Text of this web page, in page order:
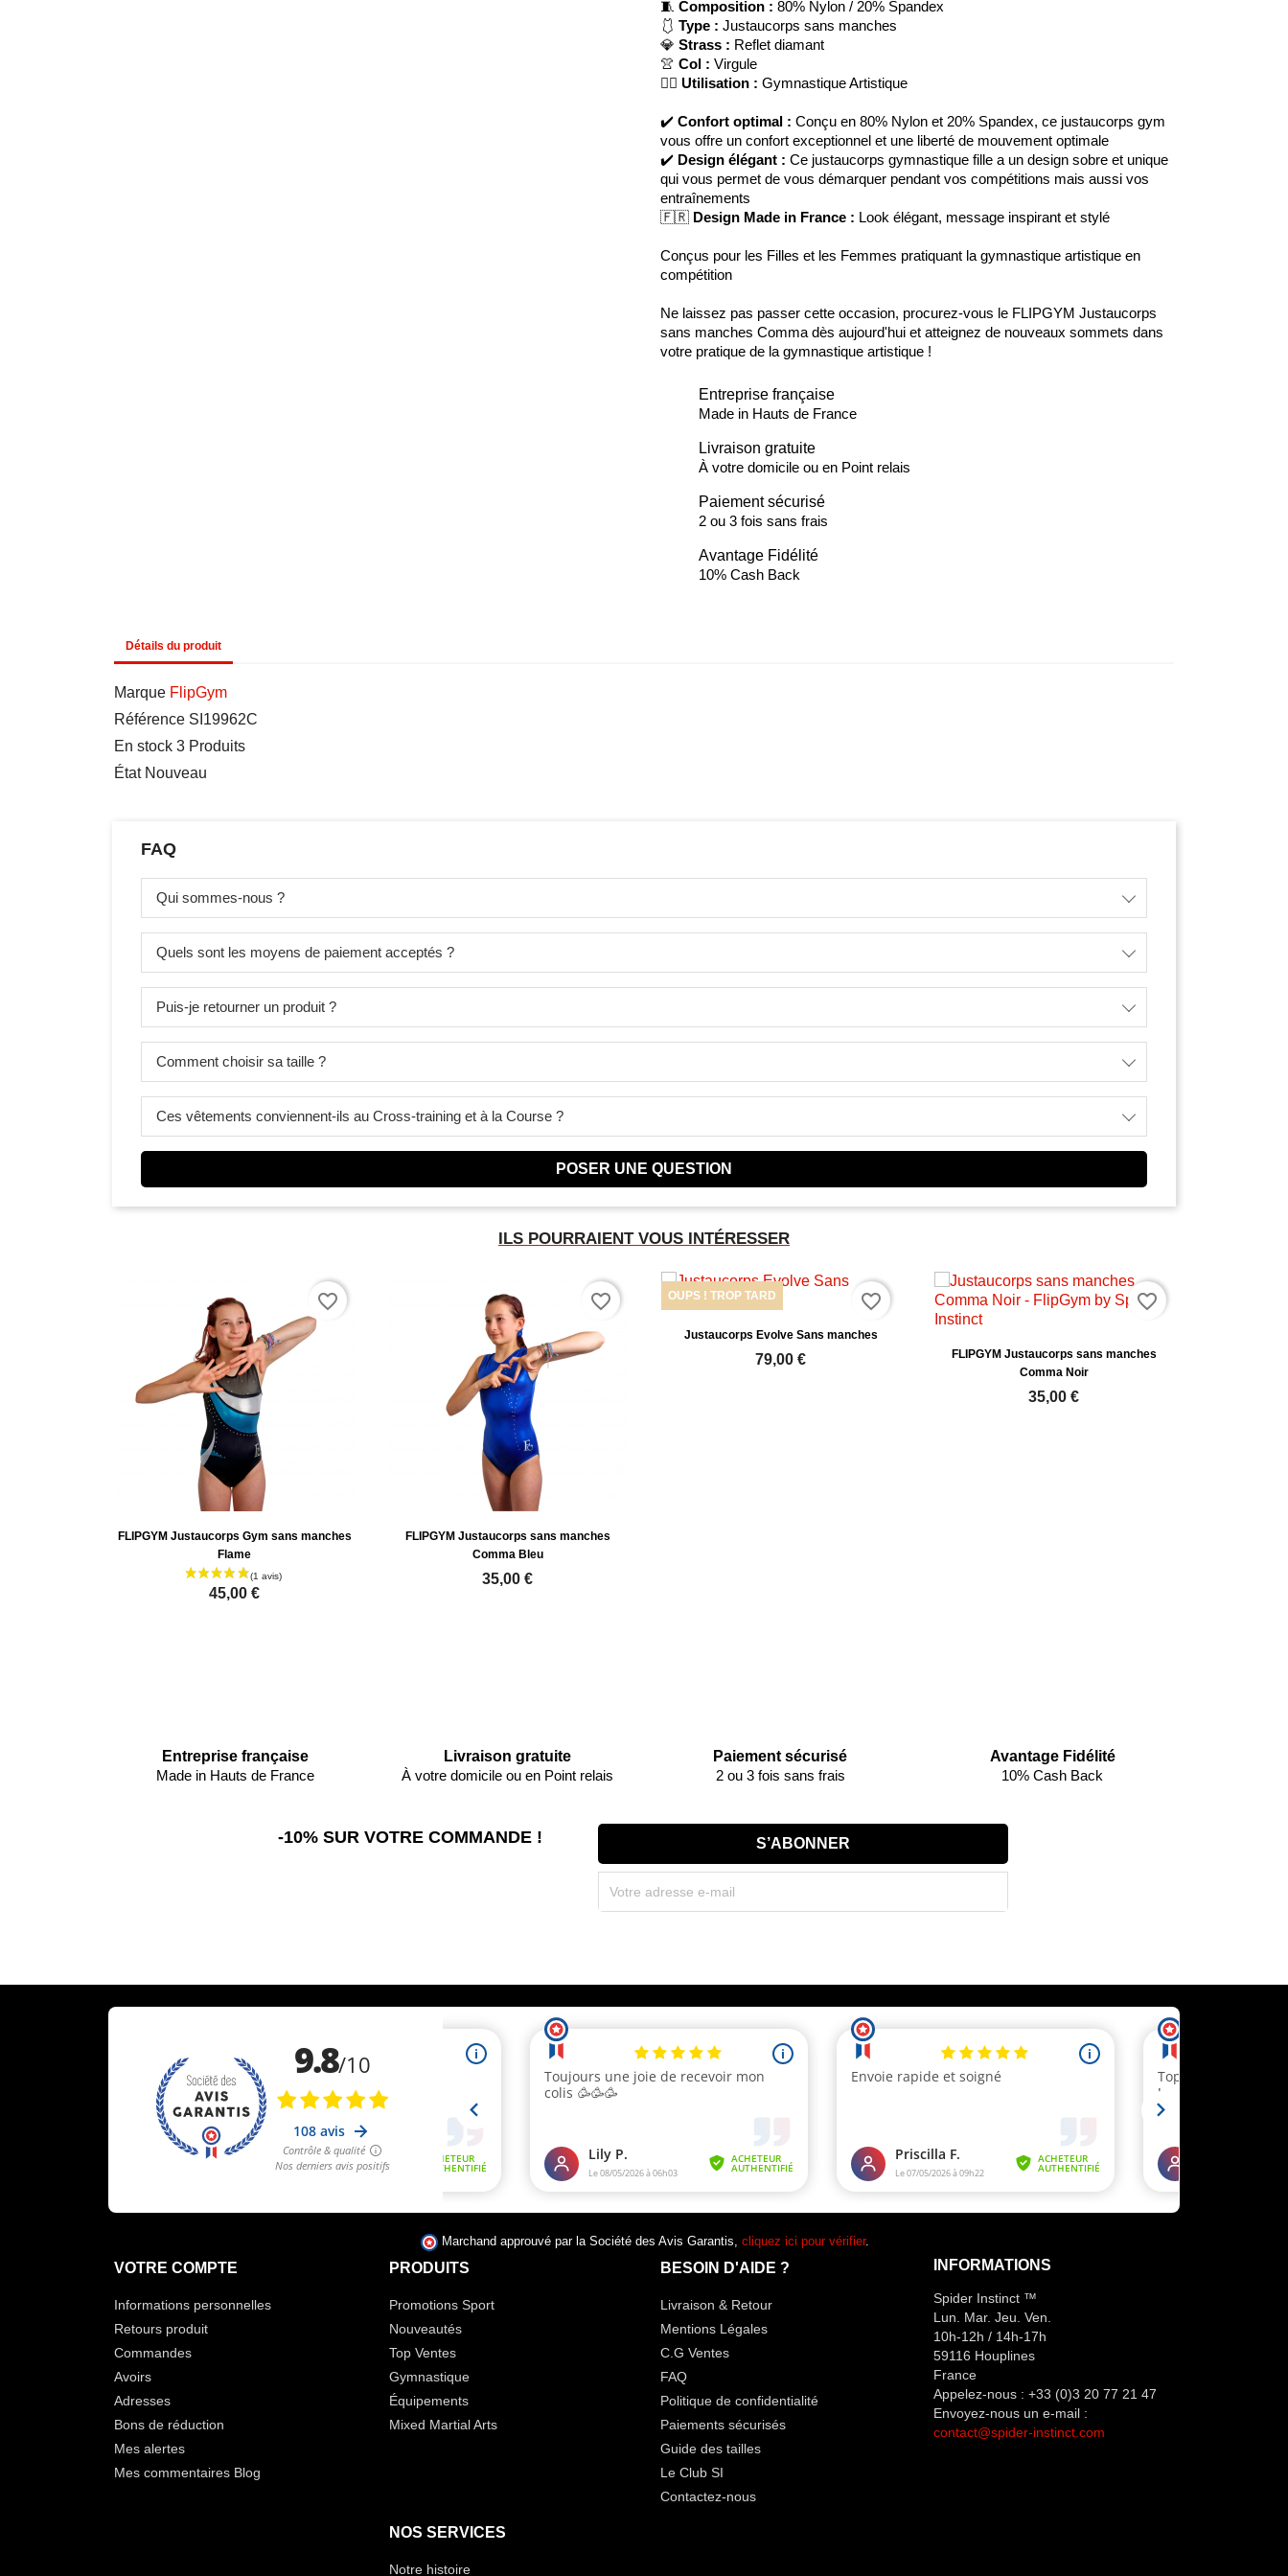
🧵 Composition : 80% Nylon / 20% Spandex
🩱 Type : Justaucorps sans manches
💎 Strass : Reflet diamant
👚 Col : Virgule
🤸‍♀️ Utilisation : Gymnastique Artistique
✔️ Confort optimal : Conçu en 80% Nylon et 20% Spandex, ce justaucorps gym
vous offre un confort exceptionnel et une liberté de mouvement optimale
✔️ Design élégant : Ce justaucorps gymnastique fille a un design sobre et unique
qui vous permet de vous démarquer pendant vos compétitions mais aussi vos
entraînements
🇫🇷 Design Made in France : Look élégant, message inspirant et stylé
Conçus pour les Filles et les Femmes pratiquant la gymnastique artistique en
compétition
Ne laissez pas passer cette occasion, procurez-vous le FLIPGYM Justaucorps
sans manches Comma dès aujourd'hui et atteignez de nouveaux sommets dans
votre pratique de la gymnastique artistique !
Entreprise française
Made in Hauts de France
Livraison gratuite
À votre domicile ou en Point relais
Paiement sécurisé
2 ou 3 fois sans frais
Avantage Fidélité
10% Cash Back
Détails du produit
Marque FlipGym
Référence SI19962C
En stock 3 Produits
État Nouveau
FAQ
Qui sommes-nous ?
Quels sont les moyens de paiement acceptés ?
Puis-je retourner un produit ?
Comment choisir sa taille ?
Ces vêtements conviennent-ils au Cross-training et à la Course ?
POSER UNE QUESTION
ILS POURRAIENT VOUS INTÉRESSER
FLIPGYM Justaucorps Gym sans manches
Flame
45,00 €
favorite_border
FLIPGYM Justaucorps sans manches
Comma Bleu
35,00 €
favorite_border
Justaucorps Evolve Sans manches
79,00 €
OUPS ! TROP TARD favorite_border
FLIPGYM Justaucorps sans manches
Comma Noir
35,00 €
favorite_border
Entreprise française
Made in Hauts de France
Livraison gratuite
À votre domicile ou en Point relais
Paiement sécurisé
2 ou 3 fois sans frais
Avantage Fidélité
10% Cash Back
-10% SUR VOTRE COMMANDE !
Marchand approuvé par la Société des Avis Garantis, cliquez ici pour vérifier.
VOTRE COMPTE
Informations personnelles
Retours produit
Commandes
Avoirs
Adresses
Bons de réduction
Mes alertes
Mes commentaires Blog
PRODUITS
Promotions Sport
Nouveautés
Top Ventes
Gymnastique
Équipements
Mixed Martial Arts
BESOIN D'AIDE ?
Livraison & Retour
Mentions Légales
C.G Ventes
FAQ
Politique de confidentialité
Paiements sécurisés
Guide des tailles
Le Club SI
Contactez-nous
NOS SERVICES
Notre histoire
INFORMATIONS
Spider Instinct ™
Lun. Mar. Jeu. Ven.
10h-12h / 14h-17h
59116 Houplines
France
Appelez-nous : +33 (0)3 20 77 21 47
Envoyez-nous un e-mail :
contact@spider-instinct.com